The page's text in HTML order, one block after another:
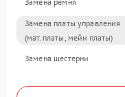
Замена платы управления
(мат.платы, мейн платы)
Замена шестерни